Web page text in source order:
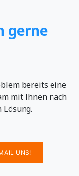
gerne
bereits eine
mit Ihnen nach
UNS!